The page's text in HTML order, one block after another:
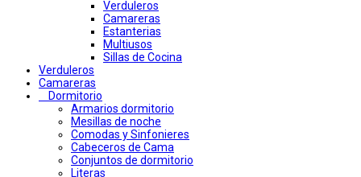
Verduleros
Camareras
Estanterias
Multiusos
Sillas de Cocina
Verduleros
Camareras
Dormitorio
Armarios dormitorio
Mesillas de noche
Comodas y Sinfonieres
Cabeceros de Cama
Conjuntos de dormitorio
Literas